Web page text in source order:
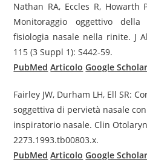
Nathan RA, Eccles R, Howarth
Monitoraggio oggettivo
fisiologia nasale nella rinite. J
115 (3 Suppl 1): S442-59.
PubMed Articolo Google Scholar
Fairley JW, Durham LH, Ell SR:
soggettiva di pervietà nasale
inspiratorio nasale. Clin
2273.1993.tb00803.x.
PubMed Articolo Google Scholar